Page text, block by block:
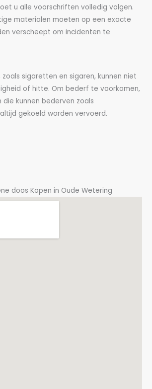
u alle voorschriften volledig volgen.
materialen moeten op een exacte
verscheept om incidenten te
sigaretten en sigaren, kunnen niet
of hitte. Om bederf te voorkomen,
kunnen bederven zoals
gekoeld worden vervoerd.
doos Kopen in Oude Wetering